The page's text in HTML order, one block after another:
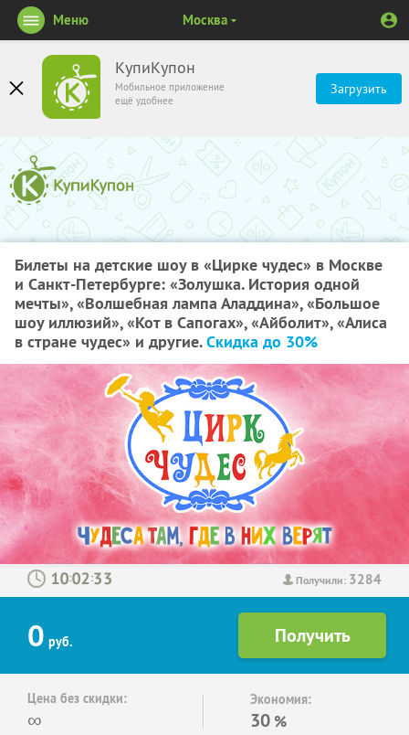
КупиКупон
Мобильное приложение
ещё удобнее
Загрузить
Меню Москва
Билеты на детские шоу в «Цирке чудес» в Москве
и Санкт-Петербурге: «Золушка. История одной
мечты», «Волшебная лампа Аладдина», «Большое
шоу иллюзий», «Кот в Сапогах», «Айболит», «Алиса
в стране чудес» и другие.Скидка до 30%
Получили: 3284
: :
0 руб.
Цена без скидки:
∞
Экономия:
30 %